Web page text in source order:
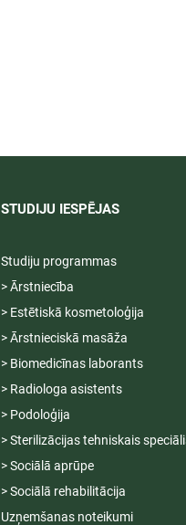
STUDIJU IESPĒJAS
Studiju programmas
> Ārstniecība
> Estētiskā kosmetoloģija
> Ārstnieciskā masāža
> Biomedicīnas laborants
> Radiologa asistents
> Podoloģija
> Sterilizācijas tehniskais
> Sociālā aprūpe
> Sociālā rehabilitācija
Uzņemšanas noteikumi